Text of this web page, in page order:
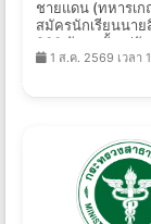
ชายแดน (ทหารเ
สมัครนักเรียนนาย
200 อัตรา ตั้งแต่วั
25691 ส.ค. 2569 เวลา